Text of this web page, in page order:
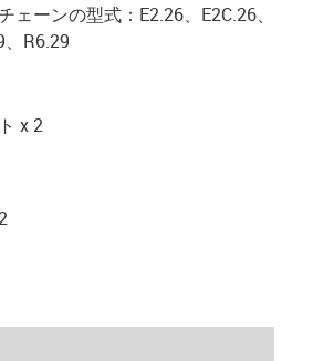
ェーンの型式：E2.26、E2C.26、
R6.29
x 2